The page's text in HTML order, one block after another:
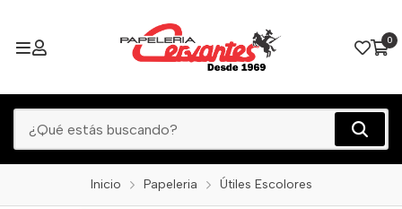
0
Inicio Papeleria Útiles Escolores